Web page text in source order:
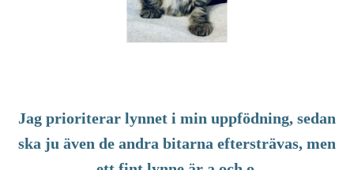
Jag prioriterar lynnet i min uppfödning, sedan
ska ju även de andra bitarna eftersträvas, men